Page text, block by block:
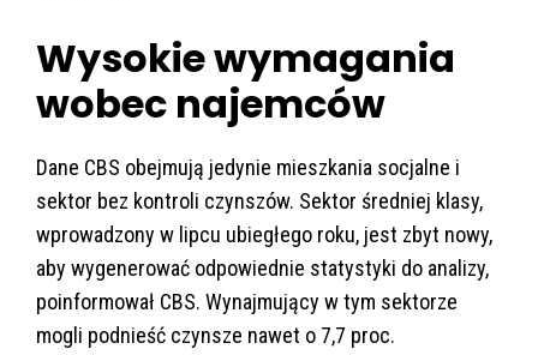
Wysokie wymagania
wobec najemców
Dane CBS obejmują jedynie mieszkania socjalne i
sektor bez kontroli czynszów. Sektor średniej klasy,
wprowadzony w lipcu ubiegłego roku, jest zbyt nowy,
aby wygenerować odpowiednie statystyki do analizy,
poinformował CBS. Wynajmujący w tym sektorze
mogli podnieść czynsze nawet o 7,7 proc.